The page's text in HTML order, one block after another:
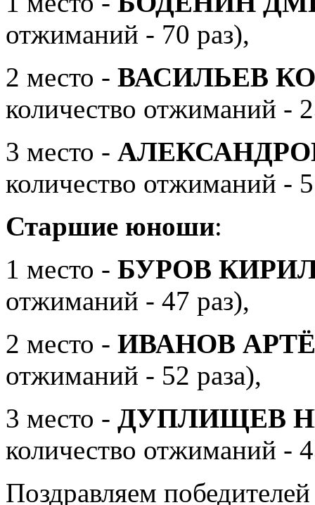
отжиманий - 70 раз),
2 место - ВАСИЛЬЕВ
количество отжиманий -
3 место -
количество отжиманий -
Старшие юноши:
1 место - БУРОВ
отжиманий - 47 раз),
2 место - ИВАНОВ
отжиманий - 52 раза),
3 место - ДУПЛИЩЕВ
количество отжиманий -
Поздравляем